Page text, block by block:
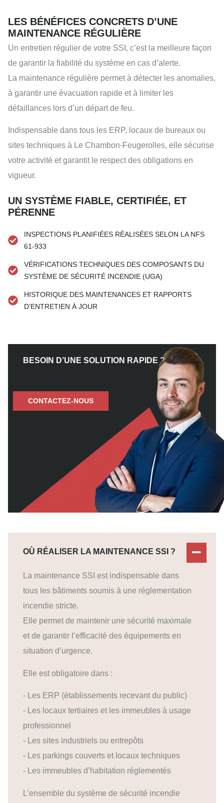
LES BÉNÉFICES CONCRETS D’UNE
MAINTENANCE RÉGULIÈRE
Un entretien régulier de votre SSI, c’est la meilleure façon
de garantir la fiabilité du système en cas d’alerte.
La maintenance régulière permet à détecter les anomalies,
à garantir une évacuation rapide et à limiter les
défaillances lors d’un départ de feu.
Indispensable dans tous les ERP, locaux de bureaux ou
sites techniques à Le Chambon-Feugerolles, elle sécurise
votre activité et garantit le respect des obligations en
vigueur.
UN SYSTÈME FIABLE, CERTIFIÉE, ET
PÉRENNE
INSPECTIONS PLANIFIÉES RÉALISÉES SELON LA NFS
61-933
VÉRIFICATIONS TECHNIQUES DES COMPOSANTS DU
SYSTÈME DE SÉCURITÉ INCENDIE (UGA)
HISTORIQUE DES MAINTENANCES ET RAPPORTS
D’ENTRETIEN À JOUR
BESOIN D’UNE SOLUTION RAPIDE ?
CONTACTEZ-NOUS
OÙ RÉALISER LA MAINTENANCE SSI ?
La maintenance SSI est indispensable dans
tous les bâtiments soumis à une réglementation
incendie stricte.
Elle permet de maintenir une sécurité maximale
et de garantir l’efficacité des équipements en
situation d’urgence.
Elle est obligatoire dans :
- Les ERP (établissements recevant du public)
- Les locaux tertiaires et les immeubles à usage
professionnel
- Les sites industriels ou entrepôts
- Les parkings couverts et locaux techniques
- Les immeubles d’habitation réglementés
L’ensemble du système de sécurité incendie